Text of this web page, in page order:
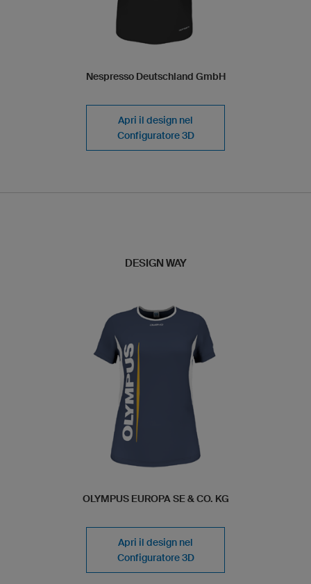
Nespresso Deutschland GmbH
Apri il design nel
Configuratore 3D
DESIGN WAY
OLYMPUS EUROPA SE & CO. KG
Apri il design nel
Configuratore 3D